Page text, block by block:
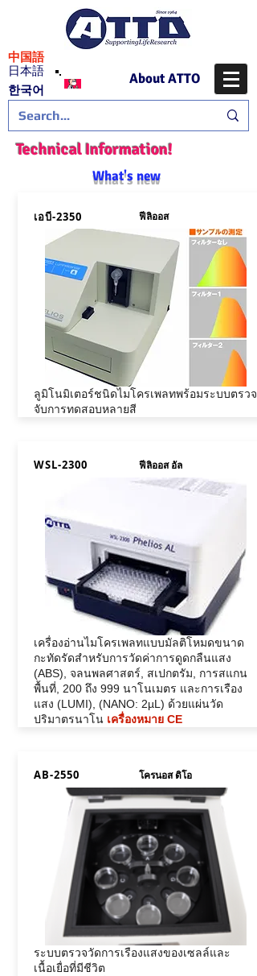
日本語
​中国語
​한국어
About ATTO
Technical Information!
What's new
เอบี-2350 ฟีลิออส
ลูมิโนมิเตอร์ชนิดไมโครเพลทพร้อมระบบตรวจ
จับการทดสอบหลายสี
WSL-2300 ฟีลิออส อัล
เครื่องอ่านไมโครเพลทแบบมัลติโหมดขนาด
กะทัดรัดสำหรับการวัดค่าการดูดกลืนแสง
(ABS), จลนพลศาสตร์, สเปกตรัม, การสแกน
พื้นที่, 200 ถึง 999 นาโนเมตร และการเรือง
แสง (LUMI), (NANO: 2µL) ด้วยแผ่นวัด
ปริมาตรนาโน เครื่องหมาย CE
AB-2550 โครนอส ดิโอ
ระบบตรวจวัดการเรืองแสงของเซลล์และ
เนื้อเยื่อที่มีชีวิต